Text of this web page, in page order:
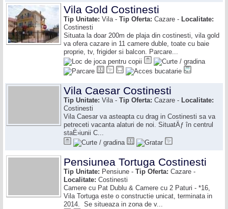
Vila Gold Costinesti
Tip Unitate: Vila - Tip Oferta: Cazare - Localitate:
Costinesti
Situata la doar 200m de plaja din costinesti, vila gold
va ofera cazare in 11 camere duble, toate cu baie
proprie, tv, frigider si balcon. Parcare...
Vila Caesar Costinesti
Tip Unitate: Vila - Tip Oferta: Cazare - Localitate:
Costinesti
Vila Caesar va asteapta cu drag in Costinesti sa va
petreceti vacanta alaturi de noi. SituatÄƒ în centrul
staÈ›iunii C...
Pensiunea Tortuga Costinesti
Tip Unitate: Pensiune - Tip Oferta: Cazare -
Localitate: Costinesti
Camere cu Pat Dublu & Camere cu 2 Paturi - *16,
Vila Tortuga este o constructie unicat, terminata in
2014. Se situeaza in zona de v...